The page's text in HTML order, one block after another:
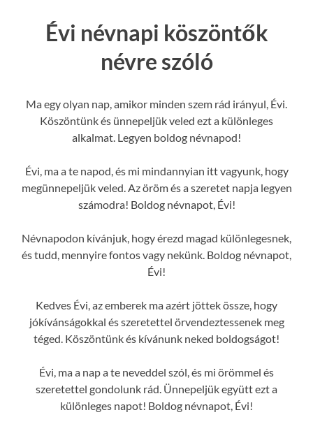
Évi névnapi köszöntők
névre szóló
Ma egy olyan nap, amikor minden szem rád irányul, Évi.
Köszöntünk és ünnepeljük veled ezt a különleges
alkalmat. Legyen boldog névnapod!
Évi, ma a te napod, és mi mindannyian itt vagyunk, hogy
megünnepeljük veled. Az öröm és a szeretet napja legyen
számodra! Boldog névnapot, Évi!
Névnapodon kívánjuk, hogy érezd magad különlegesnek,
és tudd, mennyire fontos vagy nekünk. Boldog névnapot,
Évi!
Kedves Évi, az emberek ma azért jöttek össze, hogy
jókívánságokkal és szeretettel örvendeztessenek meg
téged. Köszöntünk és kívánunk neked boldogságot!
Évi, ma a nap a te neveddel szól, és mi örömmel és
szeretettel gondolunk rád. Ünnepeljük együtt ezt a
különleges napot! Boldog névnapot, Évi!